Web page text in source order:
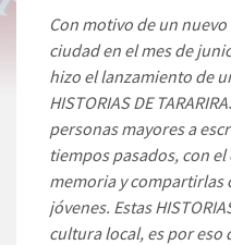
Con motivo de un
ciudad en el mes de
hizo el lanzamiento de
HISTORIAS DE
personas mayores a
tiempos pasados, con
memoria y compartirlas
jóvenes. Estas
cultura local, es por